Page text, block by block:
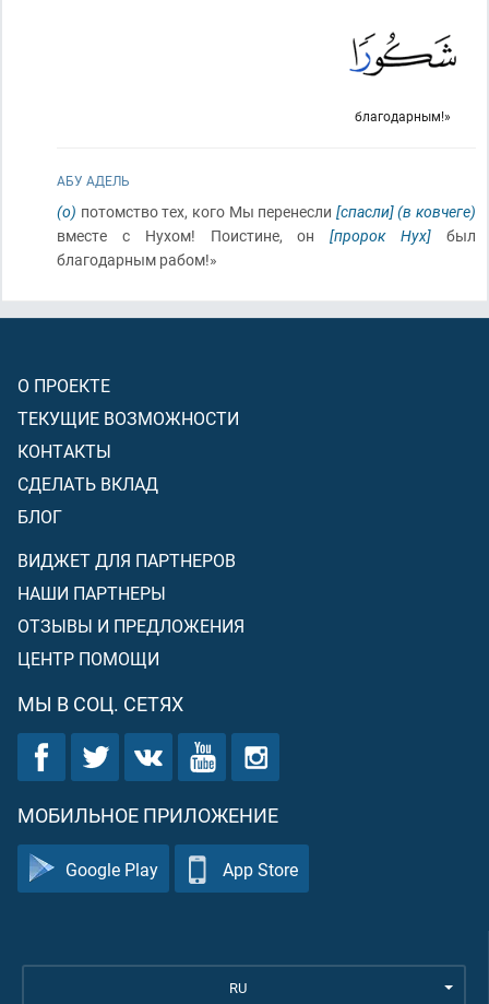
благодарным!»
АБУ АДЕЛЬ
(о) потомство тех, кого Мы перенесли [спасли](в ковчеге)
вместе с Нухом! Поистине, он[пророк Нух] был
благодарным рабом!»
О ПРОЕКТЕ
ТЕКУЩИЕ ВОЗМОЖНОСТИ
КОНТАКТЫ
СДЕЛАТЬ ВКЛАД
БЛОГ
ВИДЖЕТ ДЛЯ ПАРТНЕРОВ
НАШИ ПАРТНЕРЫ
ОТЗЫВЫ И ПРЕДЛОЖЕНИЯ
ЦЕНТР ПОМОЩИ
МЫ В СОЦ. СЕТЯХ
МОБИЛЬНОЕ ПРИЛОЖЕНИЕ
Google Play App Store
RU